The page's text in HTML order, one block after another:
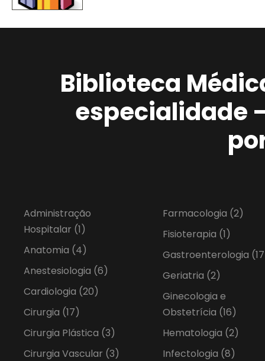
Biblioteca
especialidade
Administração
Hospitalar (1)
Anatomia (4)
Anestesiologia (6)
Cardiologia (20)
Cirurgia (17)
Cirurgia Plástica (3)
Cirurgia Vascular (3)
Farmacologia (2)
Fisioterapia (1)
Gastroenterologia
Geriatria (2)
Ginecologia e
Obstetrícia (16)
Hematologia (2)
Infectologia (8)